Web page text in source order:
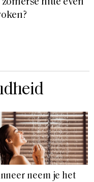
neem je het